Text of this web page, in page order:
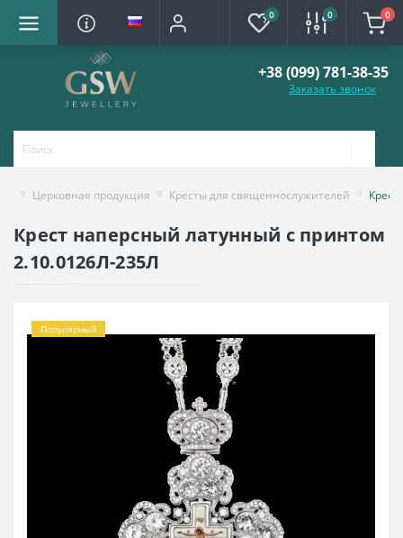
0 0 0
+38 (099) 781-38-35
Заказать звонок
Церковная продукция Кресты для священнослужителей
Крест наперсный латунный с принтом
2.10.0126Л-235Л
Популярный